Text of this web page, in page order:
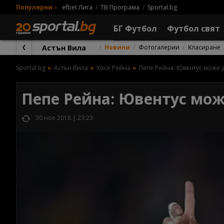
Популярни » efbet Лига ТВ Програма Sportal.bg
БГ Футбол Футбол свят
Астън Вила Новини Фотогалерии Класиране
Sportal.bg Астън Вила Хосе Рейна Пепе Рейна: Ювентус може
Пепе Рейна: Ювентус
30 ное 2018 | 23:23